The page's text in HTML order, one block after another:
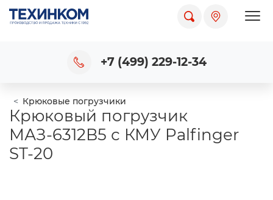
+7 (499) 229-12-34
Крюковые погрузчики
Крюковый погрузчик
МАЗ-6312В5 с КМУ Palfinger
ST-20